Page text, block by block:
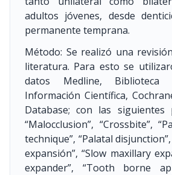
adultos jóvenes, desde
permanente temprana.
Método: Se realizó una
literatura. Para esto se
datos Medline, Biblioteca
Información Científica,
Database; con las siguientes
“Malocclusion”, “Crossbite”,
technique”, “Palatal
expansión”, “Slow maxillary
expander”, “Tooth borne